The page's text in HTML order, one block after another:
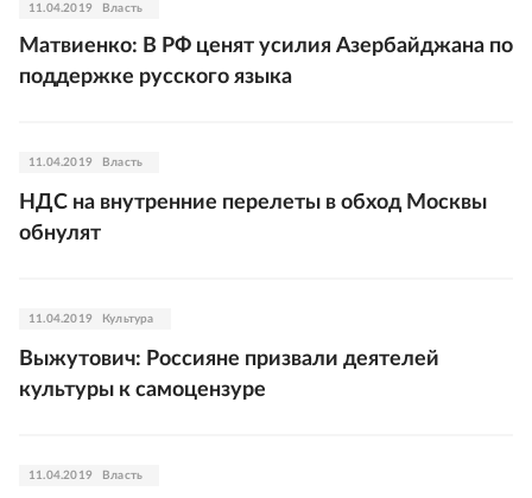
11.04.2019 Власть
Матвиенко: В РФ ценят усилия Азербайджана по
поддержке русского языка
11.04.2019 Власть
НДС на внутренние перелеты в обход Москвы
обнулят
11.04.2019 Культура
Выжутович: Россияне призвали деятелей
культуры к самоцензуре
11.04.2019 Власть